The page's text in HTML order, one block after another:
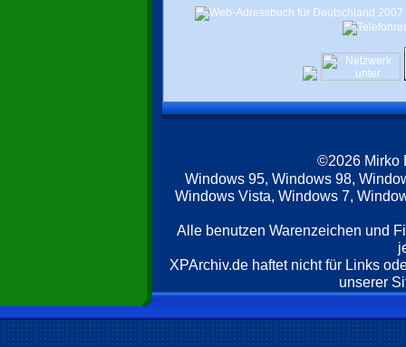
©2026 Mirko
Windows 95, Windows 98,
Windows Vista, Windows 7,
Alle benutzen Warenzeichen und
XPArchiv.de haftet nicht für Links
unserer